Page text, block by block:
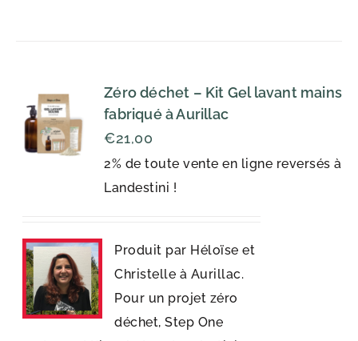
Zéro déchet – Kit Gel lavant mains
fabriqué à Aurillac
2% de toute vente en ligne reversés à
Landestini !
€21,00
Produit par Héloïse et
Christelle à Aurillac.
Pour un projet zéro
déchet, Step One